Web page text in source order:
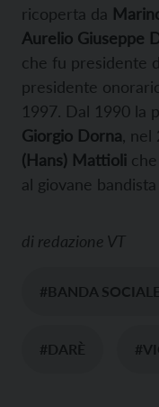
ricoperta da
Aurelio Giuseppe
che fu presidente
presidente
1997. Dal 1990 la
Giorgio Dorna ,
(Hans) Mattioli
al giovane bandista
di redazione VT
#BANDA SOCIALE
#DARÈ